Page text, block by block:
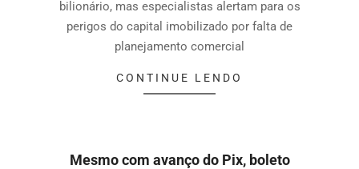
bilionário, mas especialistas alertam para os
perigos do capital imobilizado por falta de
planejamento comercial
CONTINUE LENDO
Mesmo com avanço do Pix, boleto